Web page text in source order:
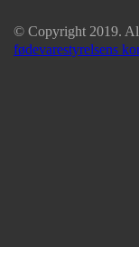
© Copyright
fødevarestyrelsens